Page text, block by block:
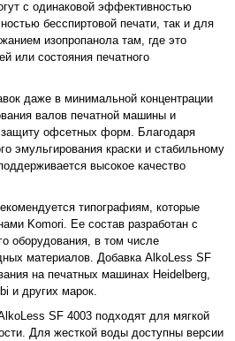
с одинаковой эффективностью
бесспиртовой печати, так и для
изопропанола там, где это
или состояния печатного
даже в минимальной концентрации
валов печатной машины и
офсетных форм. Благодаря
эмульгирования краски и стабильному
высокое качество
типографиям, которые
Komori. Ее состав разработан с
оборудования, в том числе
материалов. Добавка AlkoLess SF
на печатных машинах Heidelberg,
и других марок.
SF 4003 подходят для мягкой
Для жесткой воды доступны версии